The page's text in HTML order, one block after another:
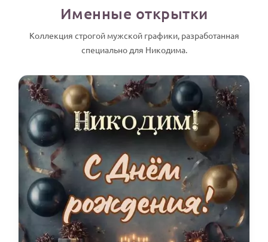
Именные открытки
Коллекция строгой мужской графики, разработанная
специально для Никодима.